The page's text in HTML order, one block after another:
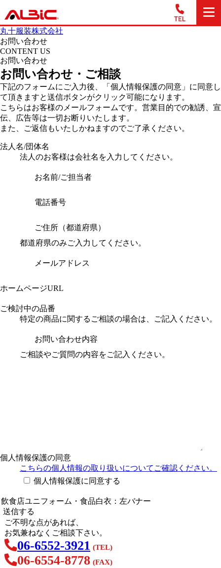
丸十服装株式会社
お問い合わせ
CONTENT US
お問い合わせ
お問い合わせ・ご相談
下記のフォームにご入力後、「個人情報保護の同意」に同意し
て頂きますと送信ボタンがクリック可能になります。
こちらはお客様のメールフォームです。営業目的での勧誘、宣
伝、広告等は一切お断りいたします。
また、ご返信もいたしかねますのでご了承ください。
法人名/団体名
法人のお客様は会社名を入力してください。
お名前/ご担当者
電話番号
ご住所（都道府県）
都道府県のみご入力してください。
メールアドレス
ホームページURL
ご検討中の品番
特定の商品に関するご相談の場合は、ご記入ください。
お問い合わせ内容
ご相談やご質問の内容をご記入ください。
個人情報保護の同意
こちらの個人情報の取り扱いについてご確認ください。
個人情報保護に同意する
ご不明な点があれば、
お気兼ねなくご相談下さい。
06-6552-3921 (TEL)
06-6554-8778 (FAX)